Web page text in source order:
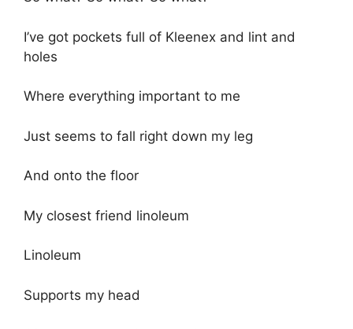
I’ve got pockets full of Kleenex and lint and
holes
Where everything important to me
Just seems to fall right down my leg
And onto the floor
My closest friend linoleum
Linoleum
Supports my head